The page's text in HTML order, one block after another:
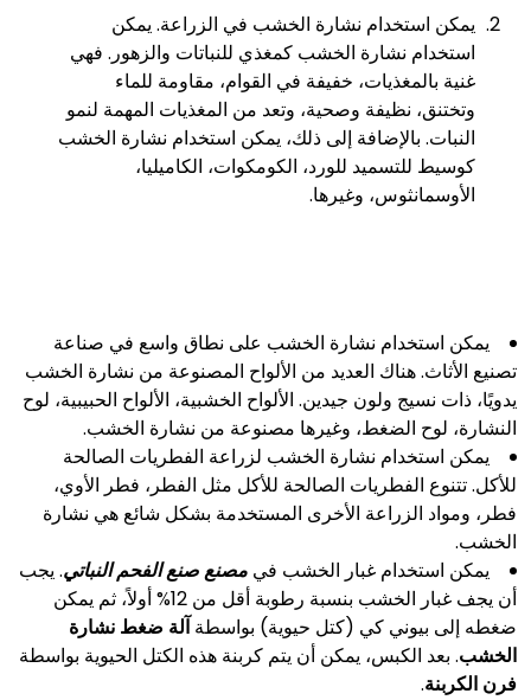
يمكن استخدام نشارة الخشب في الزراعة. يمكن
استخدام نشارة الخشب كمغذي للنباتات والزهور. فهي
غنية بالمغذيات، خفيفة في القوام، مقاومة للماء
وتختنق، نظيفة وصحية، وتعد من المغذيات المهمة لنمو
النبات. بالإضافة إلى ذلك، يمكن استخدام نشارة الخشب
كوسيط للتسميد للورد، الكومكوات، الكاميليا،
الأوسمانثوس، وغيرها.
يمكن استخدام نشارة الخشب على نطاق واسع في صناعة
تصنيع الأثاث. هناك العديد من الألواح المصنوعة من نشارة الخشب
يدويًا، ذات نسيج ولون جيدين. الألواح الخشبية، الألواح الحبيبية، لوح
النشارة، لوح الضغط، وغيرها مصنوعة من نشارة الخشب.
يمكن استخدام نشارة الخشب لزراعة الفطريات الصالحة
للأكل. تتنوع الفطريات الصالحة للأكل مثل الفطر، فطر الأوي،
فطر، ومواد الزراعة الأخرى المستخدمة بشكل شائع هي نشارة
الخشب.
يمكن استخدام غبار الخشب في مصنع صنع الفحم النباتي. يجب
أن يجف غبار الخشب بنسبة رطوبة أقل من 12% أولاً، ثم يمكن
ضغطه إلى بيوني كي (كتل حيوية) بواسطة آلة ضغط نشارة
الخشب. بعد الكبس، يمكن أن يتم كربنة هذه الكتل الحيوية بواسطة
فرن الكربنة.